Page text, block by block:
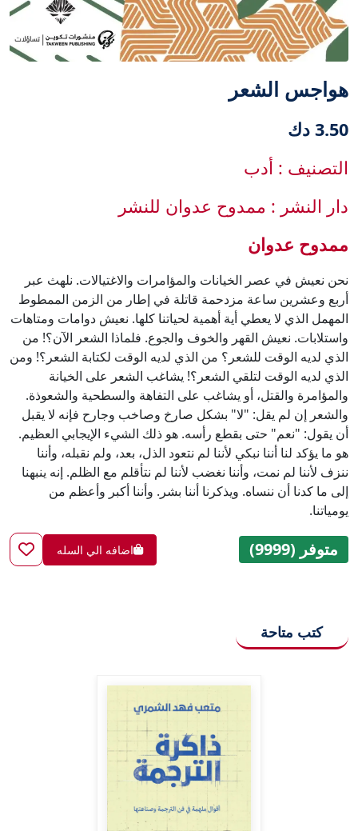
هواجس الشعر
3.50 دك
التصنيف : أدب
دار النشر : ممدوح عدوان للنشر
ممدوح عدوان
نحن نعيش في عصر الخيانات والمؤامرات والاغتيالات. نلهث عبر
أربع وعشرين ساعة مزدحمة قاتلة في إطار من الزمن الممطوط
المهمل الذي لا يعطي أية أهمية لحياتنا كلها. نعيش دوامات ومتاهات
واستلابات. نعيش القهر والخوف والجوع. فلماذا الشعر الآن؟! من
الذي لديه الوقت للشعر؟ من الذي لديه الوقت لكتابة الشعر؟! ومن
الذي لديه الوقت لتلقي الشعر؟! يشاغب الشعر على الخيانة
والمؤامرة والقتل، أو يشاغب على التفاهة والسطحية والشعوذة.
والشعر إن لم يقل: "لا" بشكل صارخ وصاخب وجارح فإنه لا يقبل
أن يقول: "نعم" حتى بقطع رأسه. هو ذلك الشيء الإيجابي العظيم.
هو ما يؤكد لنا أننا نبكي لأننا لم نتعود الذل، بعد، ولم نقبله، وأننا
ننزف لأننا لم نمت، وأننا نغضب لأننا لم نتأقلم مع الظلم. إنه ينبهنا
إلى ما كدنا أن ننساه. ويذكرنا أننا بشر. وأننا أكبر وأعظم من
يومياتنا.
متوفر (9999) اضافه الي السله
كتب متاحة